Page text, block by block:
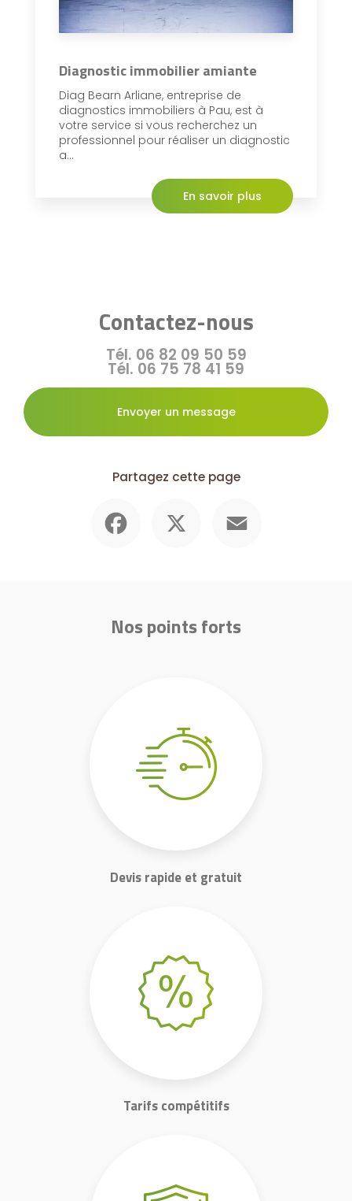
Diagnostic immobilier amiante
Diag Bearn Arliane, entreprise de
diagnostics immobiliers à Pau, est à
votre service si vous recherchez un
professionnel pour réaliser un diagnostic
a...
En savoir plus
Contactez-nous
Tél. 06 82 09 50 59
Tél. 06 75 78 41 59
Envoyer un message
Partagez cette page
Nos points forts
Devis rapide et gratuit
Tarifs compétitifs